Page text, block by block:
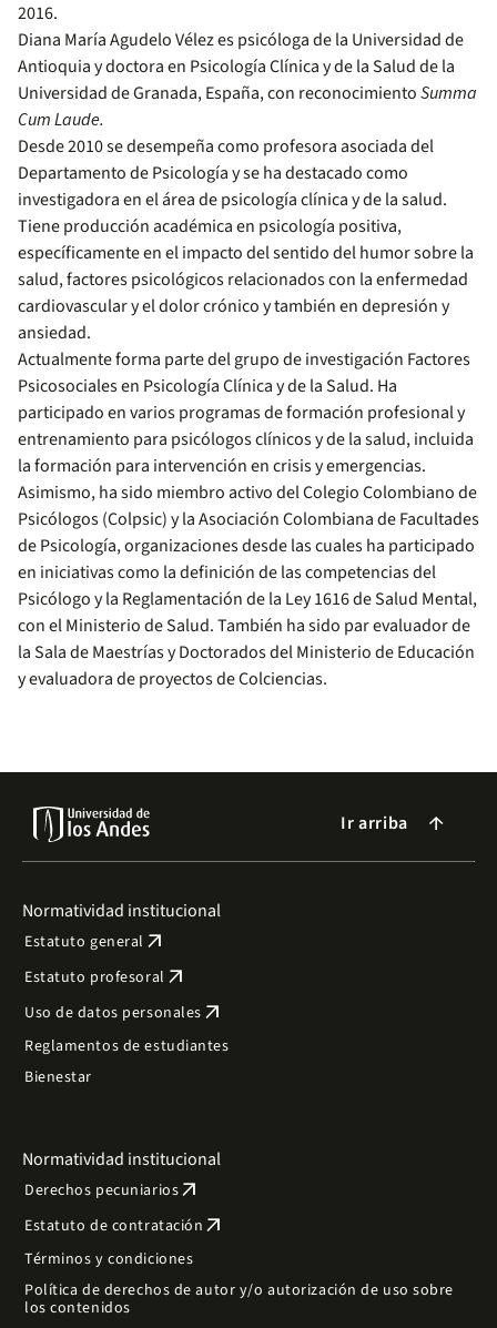
2016.
Diana María Agudelo Vélez es psicóloga de la Universidad de
Antioquia y doctora en Psicología Clínica y de la Salud de la
Universidad de Granada, España, con reconocimientoSumma
Cum Laude.
Desde 2010 se desempeña como profesora asociada del
Departamento de Psicología y se ha destacado como
investigadora en el área de psicología clínica y de la salud.
Tiene producción académica en psicología positiva,
específicamente en el impacto del sentido del humor sobre la
salud, factores psicológicos relacionados con la enfermedad
cardiovascular y el dolor crónico y también en depresión y
ansiedad.
Actualmente forma parte del grupo de investigación Factores
Psicosociales en Psicología Clínica y de la Salud. Ha
participado en varios programas de formación profesional y
entrenamiento para psicólogos clínicos y de la salud, incluida
la formación para intervención en crisis y emergencias.
Asimismo, ha sido miembro activo del Colegio Colombiano de
Psicólogos (Colpsic) y la Asociación Colombiana de Facultades
de Psicología, organizaciones desde las cuales ha participado
en iniciativas como la definición de las competencias del
Psicólogo y la Reglamentación de la Ley 1616 de Salud Mental,
con el Ministerio de Salud. También ha sido par evaluador de
la Sala de Maestrías y Doctorados del Ministerio de Educación
y evaluadora de proyectos de Colciencias.
Ir arriba arrow_forward
Normatividad institucional
Estatuto general arrow_outward
Estatuto profesoral arrow_outward
Uso de datos personales arrow_outward
Reglamentos de estudiantes
Bienestar
Normatividad institucional
Derechos pecuniariosarrow_outward
Estatuto de contratación arrow_outward
Términos y condiciones
Política de derechos de autor y/o autorización de uso sobre
los contenidos